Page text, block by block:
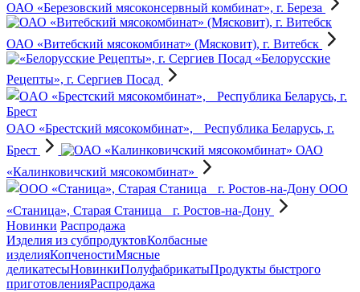
ОАО «Березовский мясоконсервный комбинат», г. Береза
ОАО «Витебский мясокомбинат» (Мясковит), г. Витебск
«Белорусские
Рецепты», г. Сергиев Посад
OAO «Брестский мясокомбинат», Республика Беларусь, г.
Брест
ОАО
«Калинковичский мясокомбинат»
OOO
«Станица», Старая Станица г. Ростов-на-Дону
Новинки Распродажа
Изделия из субпродуктовКолбасные
изделияКопченостиМясные
деликатесыНовинкиПолуфабрикатыПродукты быстрого
приготовленияРаспродажа